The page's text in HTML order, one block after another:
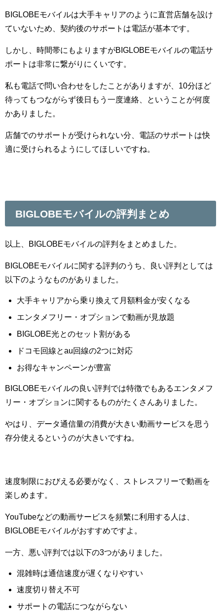
BIGLOBEモバイルは大手キャリアのように直営店舗を設け
ていないため、契約後のサポートは電話が基本です。
しかし、時間帯にもよりますがBIGLOBEモバイルの電話サ
ポートは非常に繋がりにくいです。
私も電話で問い合わせをしたことがありますが、10分ほど
待ってもつながらず後日もう一度連絡、ということが何度
かありました。
店舗でのサポートが受けられない分、電話のサポートは快
適に受けられるようにしてほしいですね。
BIGLOBEモバイルの評判まとめ
以上、BIGLOBEモバイルの評判をまとめました。
BIGLOBEモバイルに関する評判のうち、良い評判としては
以下のようなものがありました。
大手キャリアから乗り換えて月額料金が安くなる
エンタメフリー・オプションで動画が見放題
BIGLOBE光とのセット割がある
ドコモ回線とau回線の2つに対応
お得なキャンペーンが豊富
BIGLOBEモバイルの良い評判では特徴でもあるエンタメフ
リー・オプションに関するものがたくさんありました。
やはり、データ通信量の消費が大きい動画サービスを思う
存分使えるというのが大きいですね。
速度制限におびえる必要がなく、ストレスフリーで動画を
楽しめます。
YouTubeなどの動画サービスを頻繁に利用する人は、
BIGLOBEモバイルがおすすめですよ。
一方、悪い評判では以下の3つがありました。
混雑時は通信速度が遅くなりやすい
速度切り替え不可
サポートの電話につながらない